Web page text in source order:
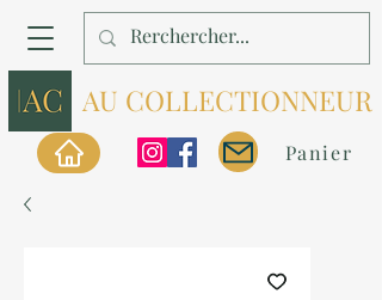
AU COLLECTIONNEUR
Panier